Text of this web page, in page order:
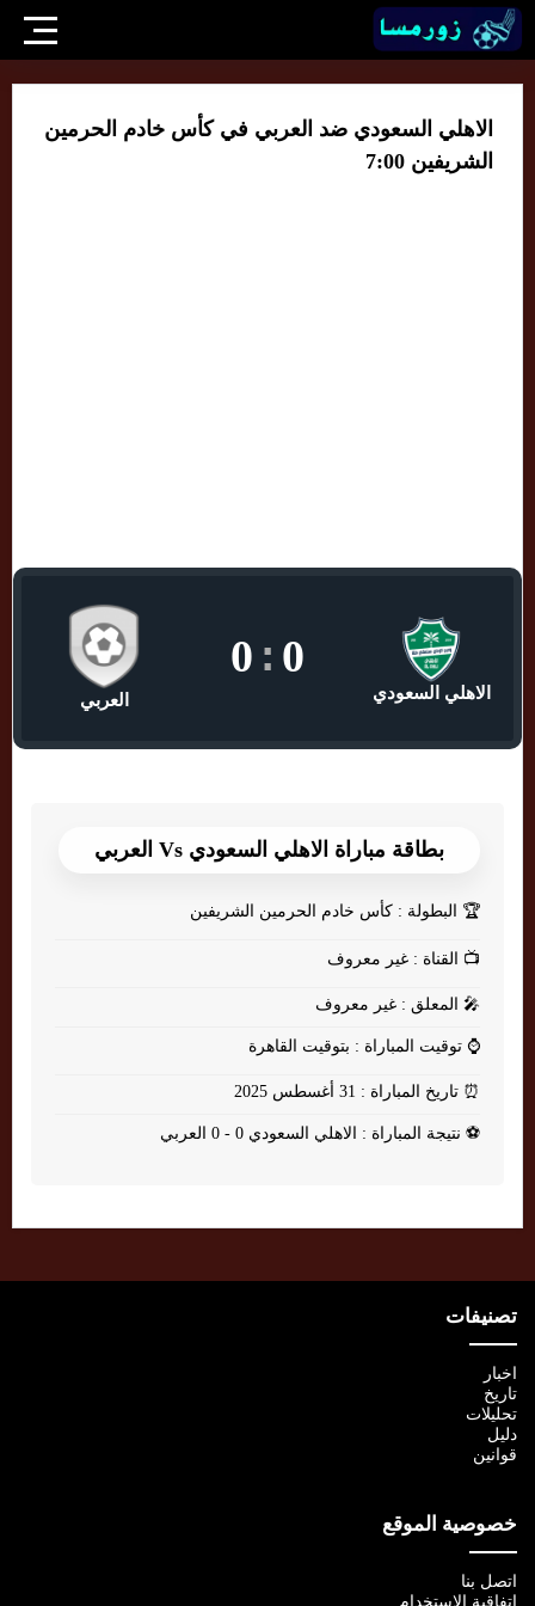
الاهلي السعودي ضد العربي في كأس خادم الحرمين
الشريفين 7:00
الاهلي السعودي
0
:
0
العربي
بطاقة مباراة الاهلي السعودي Vs العربي
🏆 البطولة : كأس خادم الحرمين الشريفين
📺 القناة : غير معروف
🎤 المعلق : غير معروف
⌚ توقيت المباراة : بتوقيت القاهرة
⏰ تاريخ المباراة : 31 أغسطس 2025
⚽ نتيجة المباراة : الاهلي السعودي 0 - 0 العربي
تصنيفات
اخبار
تاريخ
تحليلات
دليل
قوانين
خصوصية الموقع
اتصل بنا
اتفاقية الإستخدام